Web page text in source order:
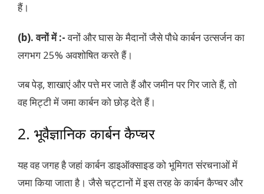
हैं।
(b). वनों में :-वनों और घास के मैदानों जैसे पौधे कार्बन उत्सर्जन का
लगभग 25% अवशोषित करते हैं।
जब पेड़, शाखाएं और पत्ते मर जाते हैं और जमीन पर गिर जाते हैं, तो
वह मिट्टी में जमा कार्बन को छोड़ देते हैं।
2. भूवैज्ञानिक कार्बन कैप्चर
यह वह जगह है जहां कार्बन डाइऑक्साइड को भूमिगत संरचनाओं में
जमा किया जाता है। जैसे चट्टानों में इस तरह के कार्बन कैप्चर और